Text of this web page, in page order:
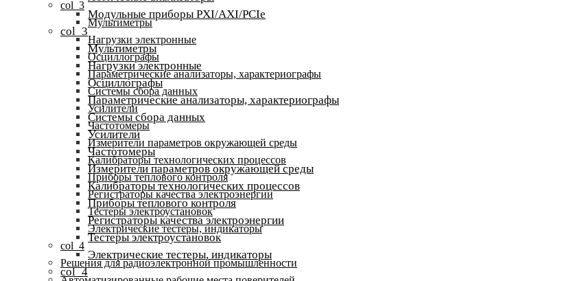
col_3
Мультиметры
Нагрузки электронные
Осциллографы
Параметрические анализаторы, характериографы
Системы сбора данных
Усилители
Частотомеры
Измерители параметров окружающей среды
Калибраторы технологических процессов
Приборы теплового контроля
Регистраторы качества электроэнергии
Тестеры электроустановок
Электрические тестеры, индикаторы
col_4
Решения для радиоэлектронной промышленности
Модульные приборы PXI/AXI/PCIe
col_3
Мультиметры
Нагрузки электронные
Осциллографы
Параметрические анализаторы, характериографы
Системы сбора данных
Усилители
Частотомеры
Измерители параметров окружающей среды
Калибраторы технологических процессов
Приборы теплового контроля
Регистраторы качества электроэнергии
Тестеры электроустановок
Электрические тестеры, индикаторы
col_4